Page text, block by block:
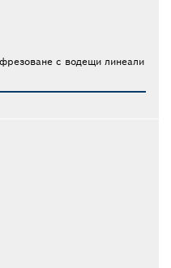
с водещи линеали